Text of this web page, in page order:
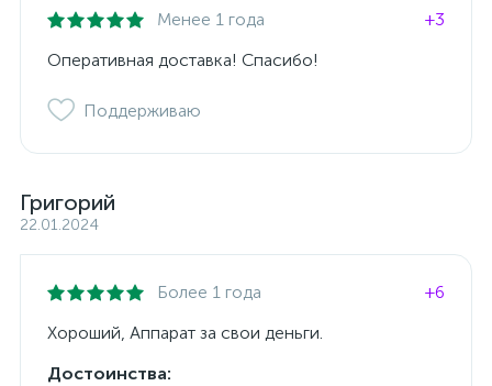
Менее 1 года
+3
Оперативная доставка! Спасибо!
Поддерживаю
Григорий
22.01.2024
Более 1 года
+6
Хороший, Аппарат за свои деньги.
Достоинства: